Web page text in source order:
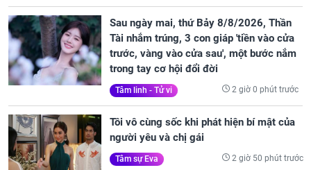
Sau ngày mai, thứ Bảy 8/8/2026, Thần
Tài nhắm trúng, 3 con giáp 'tiền vào cửa
trước, vàng vào cửa sau', một bước nắm
trong tay cơ hội đổi đời
Tâm linh - Tử vi 2 giờ 0 phút trước
Tôi vô cùng sốc khi phát hiện bí mật của
người yêu và chị gái
Tâm sự Eva 2 giờ 50 phút trước